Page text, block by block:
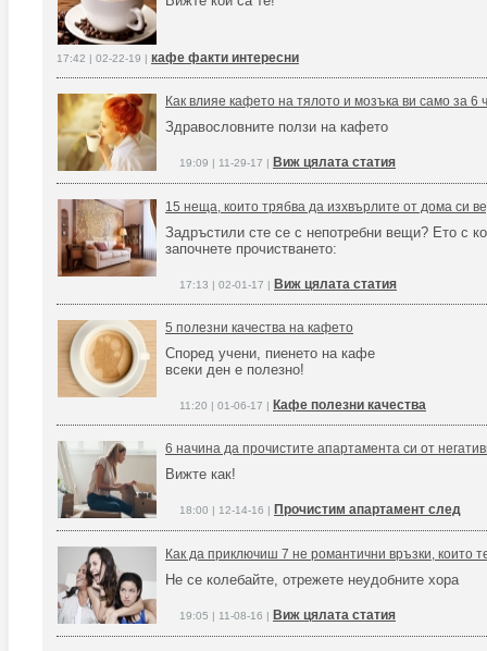
17:42 | 02-22-19 | кафе факти интересни
Как влияе кафето на тялото и мозъка ви само за 6
Здравословните ползи на кафето
19:09 | 11-29-17 | Виж цялата статия
15 неща, които трябва да изхвърлите от дома си
Задръстили сте се с непотребни вещи? Ето с
започнете прочистването:
17:13 | 02-01-17 | Виж цялата статия
5 полезни качества на кафето
Според учени, пиенето на кафе
всеки ден е полезно!
11:20 | 01-06-17 | Кафе полезни качества
6 начина да прочистите апартамента си от
Вижте как!
18:00 | 12-14-16 | Прочистим апартамент след
Как да приключиш 7 не романтични връзки, които
Не се колебайте, отрежете неудобните хора
19:05 | 11-08-16 | Виж цялата статия